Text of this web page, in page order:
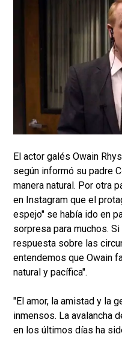
El actor galés Owain
según informó su padre
manera natural. Por otra
en Instagram que el
espejo" se había ido en
sorpresa para muchos.
respuesta sobre las
entendemos que Owain
natural y pacífica".
"El amor, la amistad y la
inmensos. La avalancha
en los últimos días ha